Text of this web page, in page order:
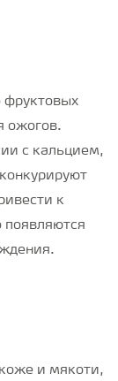
фруктовых
ожогов.
с кальцием,
к
появляются
и мякоти,